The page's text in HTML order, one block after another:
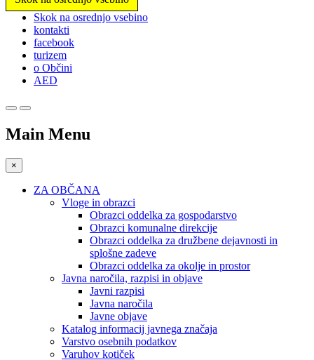
Prosimo,
upoštevajte:
spletno
mesto
vključuje
sistem
Skok na osrednjo vsebino
kontakti
facebook
turizem
o Občini
AED
Main Menu
×
ZA OBČANA
Vloge in obrazci
Obrazci oddelka za gospodarstvo
Obrazci komunalne direkcije
Obrazci oddelka za družbene dejavnosti in
splošne zadeve
Obrazci oddelka za okolje in prostor
Javna naročila, razpisi in objave
Javni razpisi
Javna naročila
Javne objave
Katalog informacij javnega značaja
Varstvo osebnih podatkov
Varuhov kotiček